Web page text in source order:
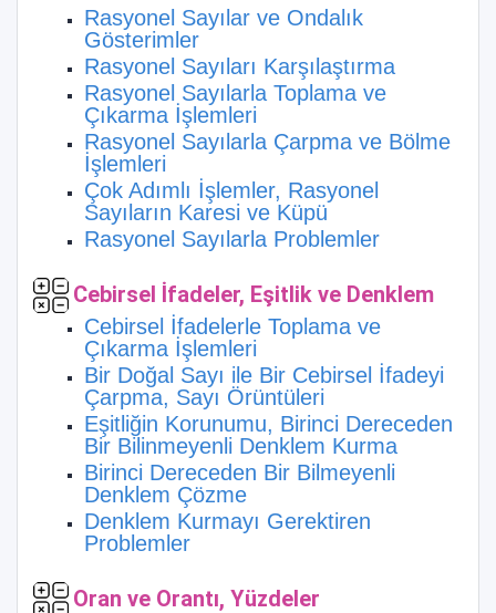
Rasyonel Sayılar ve Ondalık
Gösterimler
Rasyonel Sayıları Karşılaştırma
Rasyonel Sayılarla Toplama ve
Çıkarma İşlemleri
Rasyonel Sayılarla Çarpma ve Bölme
İşlemleri
Çok Adımlı İşlemler, Rasyonel
Sayıların Karesi ve Küpü
Rasyonel Sayılarla Problemler
Cebirsel İfadeler, Eşitlik ve Denklem
Cebirsel İfadelerle Toplama ve
Çıkarma İşlemleri
Bir Doğal Sayı ile Bir Cebirsel İfadeyi
Çarpma, Sayı Örüntüleri
Eşitliğin Korunumu, Birinci Dereceden
Bir Bilinmeyenli Denklem Kurma
Birinci Dereceden Bir Bilmeyenli
Denklem Çözme
Denklem Kurmayı Gerektiren
Problemler
Oran ve Orantı, Yüzdeler